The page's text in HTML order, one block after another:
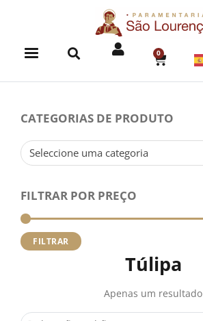
0
CART
CATEGORIAS DE PRODUTO
Seleccione uma categoria
FILTRAR POR PREÇO
FILTRAR
Túlipa
Apenas um resultado